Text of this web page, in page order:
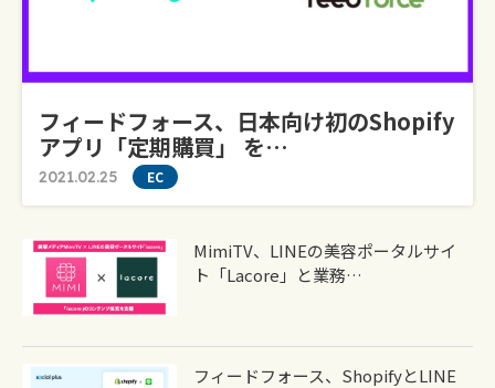
フィードフォース、日本向け初のShopify
アプリ「定期購買」 を…
2021.02.25 EC
MimiTV、LINEの美容ポータルサイ
ト「lacore」と業務…
フィードフォース、ShopifyとLINE